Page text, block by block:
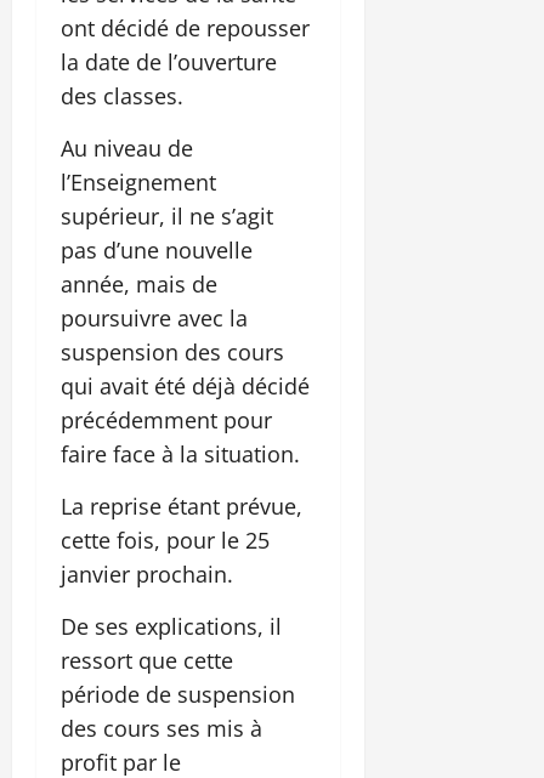
ont décidé de repousser
la date de l’ouverture
des classes.
Au niveau de
l’Enseignement
supérieur, il ne s’agit
pas d’une nouvelle
année, mais de
poursuivre avec la
suspension des cours
qui avait été déjà décidé
précédemment pour
faire face à la situation.
La reprise étant prévue,
cette fois, pour le 25
janvier prochain.
De ses explications, il
ressort que cette
période de suspension
des cours ses mis à
profit par le